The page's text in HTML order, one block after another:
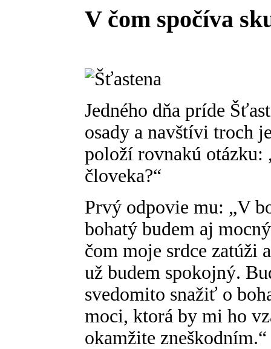
V čom spočíva
Jedného dňa príde
osady a navštívi troch
položí rovnakú otázku:
človeka?“
Prvý odpovie mu: „V
bohatý budem aj
čom moje srdce zatúži
už budem spokojný.
svedomito snažiť o
moci, ktorá by mi ho
okamžite zneškodním.“